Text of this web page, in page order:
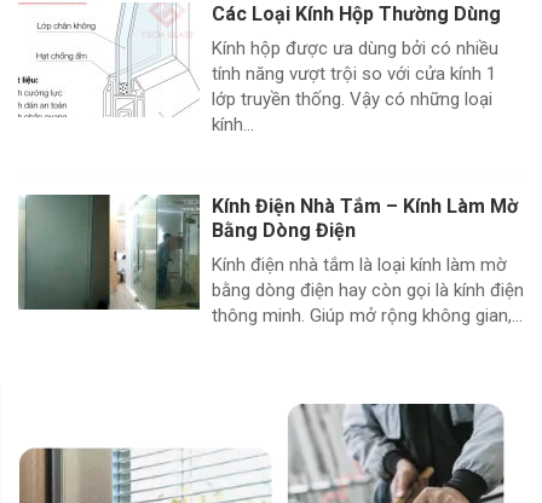
Các Loại Kính Hộp Thường Dùng
Kính hộp được ưa dùng bởi có nhiều
tính năng vượt trội so với cửa kính 1
lớp truyền thống. Vậy có những loại
kính...
Kính Điện Nhà Tắm – Kính Làm Mờ
Bằng Dòng Điện
Kính điện nhà tắm là loại kính làm mờ
bằng dòng điện hay còn gọi là kính điện
thông minh. Giúp mở rộng không gian,...